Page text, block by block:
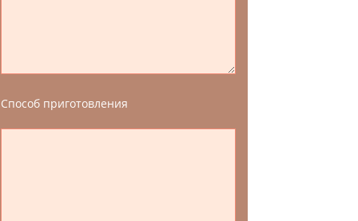
Способ приготовления